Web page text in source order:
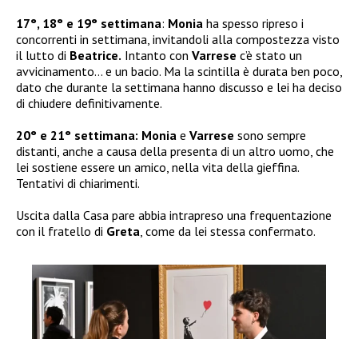
17°, 18° e 19° settimana: Monia ha spesso ripreso i
concorrenti in settimana, invitandoli alla compostezza visto
il lutto di Beatrice. Intanto con Varrese c’è stato un
avvicinamento… e un bacio. Ma la scintilla è durata ben poco,
dato che durante la settimana hanno discusso e lei ha deciso
di chiudere definitivamente.
20° e 21° settimana: Monia e Varrese sono sempre
distanti, anche a causa della presenta di un altro uomo, che
lei sostiene essere un amico, nella vita della gieffina.
Tentativi di chiarimenti.
Uscita dalla Casa pare abbia intrapreso una frequentazione
con il fratello di Greta, come da lei stessa confermato.